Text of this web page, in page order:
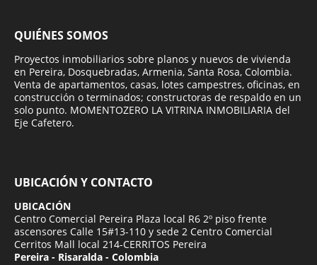
QUIÉNES SOMOS
Proyectos inmobiliarios sobre planos y nuevos de vivienda
en Pereira, Dosquebradas, Armenia, Santa Rosa, Colombia.
Venta de apartamentos, casas, lotes campestres, oficinas, en
construcción o terminados; constructoras de respaldo en un
solo punto. MOMENTOZERO LA VITRINA INMOBILIARIA del
Eje Cafetero.
UBICACIÓN Y CONTACTO
UBICACIÓN
Centro Comercial Pereira Plaza local R6 2º piso frente
ascensores Calle 15#13-110 y sede 2 Centro Comercial
Cerritos Mall local 214-CERRITOS Pereira
Pereira - Risaralda - Colombia